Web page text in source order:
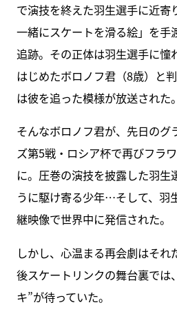
で演技を終えた羽生選手に近寄
一緒にスケートを滑る絵」を手
追跡。その正体は羽生選手に憧
はじめたボロノフ君（8歳）と
は彼を追った模様が放送された。
そんなボロノフ君が、先日のグ
ズ第5戦・ロシア杯で再びフラ
に。圧巻の演技を披露した羽生
うに駆け寄る少年…そして、羽
継映像で世界中に発信された。
しかし、心温まる再会劇はそれ
後スケートリンクの舞台裏では
キ”が待っていた。